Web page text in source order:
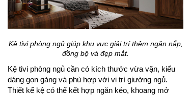
Kệ tivi phòng ngủ giúp khu vực giải trí thêm ngăn nắp,
đồng bộ và đẹp mắt.
Kệ tivi phòng ngủ cần có kích thước vừa vặn, kiểu
dáng gọn gàng và phù hợp với vị trí giường ngủ.
Thiết kế kệ có thể kết hợp ngăn kéo, khoang mở